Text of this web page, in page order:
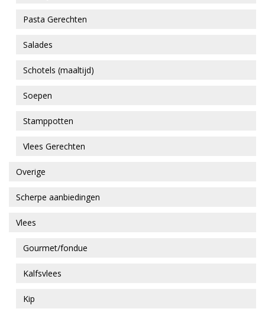
Pasta Gerechten
Salades
Schotels (maaltijd)
Soepen
Stamppotten
Vlees Gerechten
Overige
Scherpe aanbiedingen
Vlees
Gourmet/fondue
Kalfsvlees
Kip